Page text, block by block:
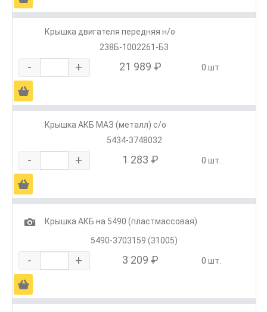
Крышка двигателя передняя н/о
238Б-1002261-Б3
- + 21 989 ₽ 0 шт.
Ä
Крышка АКБ МАЗ (металл) с/о
5434-3748032
- + 1 283 ₽ 0 шт.
Ä
1
Крышка АКБ на 5490 (пластмассовая)
5490-3703159 (31005)
- + 3 209 ₽ 0 шт.
Ä